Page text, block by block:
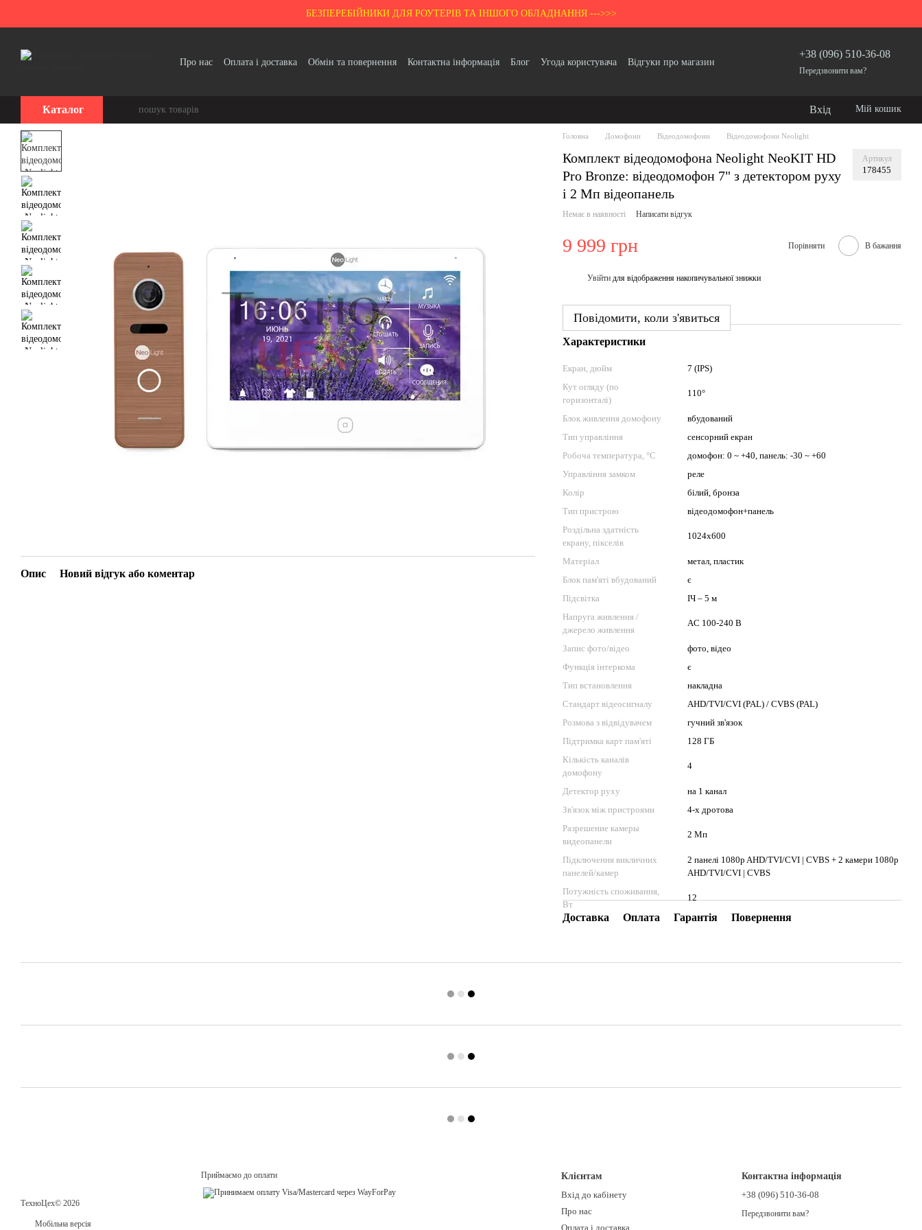
БЕЗПЕРЕБІЙНИКИ ДЛЯ РОУТЕРІВ ТА ІНШОГО ОБЛАДНАННЯ --->>>
Про нас Оплата і доставка Обмін та повернення Контактна інформація Блог Угода користувача
Відгуки про магазин
+38 (096) 510-36-08
Передзвонити вам?
Каталог Вхід Мій кошик
Опис Новий відгук або коментар
Головна Домофони Відеодомофони Відеодомофони Neolight
Комплект відеодомофона Neolight NeoKIT HD
Pro Bronze: відеодомофон 7" з детектором руху
і 2 Мп відеопанель
Артикул
178455
Немає в наявності Написати відгук
9 999 грн Порівняти В бажання
Увійти для відображення накопичувальної знижки
Повідомити, коли з'явиться
Характеристики
Екран, дюйм
7 (IPS)
Кут огляду (по
горизонталі)
110°
Блок живлення домофону
вбудований
Тип управління
сенсорний екран
Робоча температура, °C
домофон: 0 ~ +40, панель: -30 ~ +60
Управління замком
реле
Колір
білий, бронза
Тип пристрою
відеодомофон+панель
Роздільна здатність
екрану, пікселів
1024x600
Матеріал
метал, пластик
Блок пам'яті вбудований
є
Підсвітка
ІЧ – 5 м
Напруга живлення /
джерело живлення
AC 100-240 В
Запис фото/відео
фото, відео
Функція інтеркома
є
Тип встановлення
накладна
Стандарт відеосигналу
AHD/TVI/CVI (PAL) / CVBS (PAL)
Розмова з відвідувачем
гучний зв'язок
Підтримка карт пам'яті
128 ГБ
Кількість каналів
домофону
4
Детектор руху
на 1 канал
Зв'язок між пристроями
4-х дротова
Разрешение камеры
видеопанели
2 Мп
Підключення викличних
панелей/камер
2 панелі 1080p AHD/TVI/CVI | CVBS + 2 камери 1080p
AHD/TVI/CVI | CVBS
Потужність споживання,
Вт
12
Доставка Оплата Гарантія Повернення
ТехноЦех© 2026
Мобільна версія
Приймаємо до оплати
Клієнтам
Вхід до кабінету
Про нас
Оплата і доставка
Контактна інформація
+38 (096) 510-36-08
Передзвонити вам?